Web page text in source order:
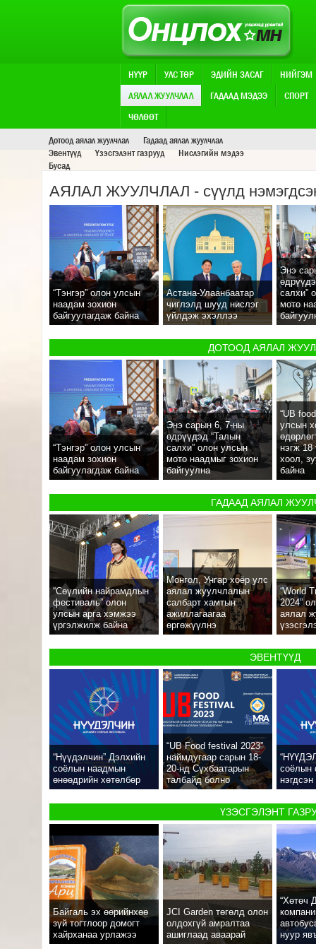
АЯЛАЛ ЖУУЛЧЛАЛ
НҮҮР УЛС ТӨР ЭДИЙН ЗАСАГ
НИЙГЭМ
АЯЛАЛ ЖУУЛЧЛАЛ
ГАДААД МЭДЭЭ
СПОРТ
ЧӨЛӨӨТ
Дотоод аялал жуулчлал
Гадаад аялал жуулчлал
Эвентүүд
Үзэсгэлэнт газрууд
Нислэгийн мэдээ
Бусад
АЯЛАЛ ЖУУЛЧЛАЛ - cүүлд
“Тэнгэр” олон улсын
наадам зохион
байгуулагдаж байна
Астана-Улаанбаатар
чиглэлд шууд нислэг
үйлдэж эхэллээ
Энэ
салхи”
мото
ДОТООД АЯЛАЛ
“Тэнгэр” олон улсын
наадам зохион
байгуулагдаж байна
Энэ сарын 6, 7-ны
өдрүүдэд “Талын
салхи” олон улсын
мото наадмыг зохион
байгуулна
“UB
улсын
нэгж 18
хоол,
байна
ГАДААД АЯЛАЛ
“Сөүлийн найрамдлын
фестиваль” олон
улсын арга хэмжээ
үргэлжилж байна
Монгол, Унгар хоёр улс
аялал жуулчлалын
салбарт хамтын
ажиллагаагаа
өргөжүүлнэ
“World
2024”
аялал
ЭВЕНТҮҮД
“Нүүдэлчин” Дэлхийн
соёлын наадмын
өнөөдрийн хөтөлбөр
“UB Food festival 2023”
наймдугаар сарын 18-
20-нд Сүхбаатарын
талбайд болно
соёлын
ҮЗЭСГЭЛЭНТ
Байгаль эх өөрийнхөө
зүй тогтлоор домогт
хайрханаа урлажээ
JCI Garden төгөлд олон
олдохгүй амралтаа
ашиглаад аваарай
“Хөтөч
нуур